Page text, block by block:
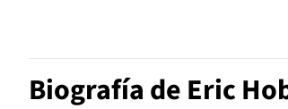
Biografía de Eric